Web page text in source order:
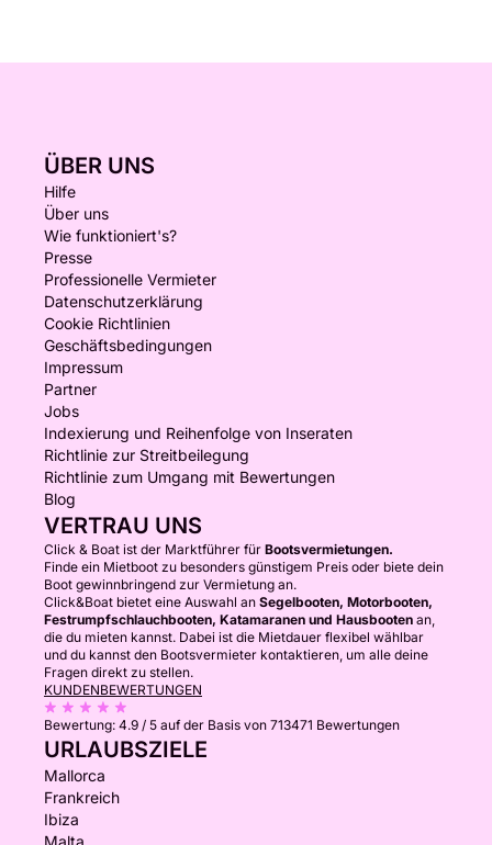
ÜBER UNS
Hilfe
Über uns
Wie funktioniert's?
Presse
Professionelle Vermieter
Datenschutzerklärung
Cookie Richtlinien
Geschäftsbedingungen
Impressum
Partner
Jobs
Indexierung und Reihenfolge von Inseraten
Richtlinie zur Streitbeilegung
Richtlinie zum Umgang mit Bewertungen
Blog
VERTRAU UNS
Click & Boat ist der Marktführer für Bootsvermietungen.
Finde ein Mietboot zu besonders günstigem Preis oder biete dein
Boot gewinnbringend zur Vermietung an.
Click&Boat bietet eine Auswahl an Segelbooten, Motorbooten,
Festrumpfschlauchbooten, Katamaranen und Hausbooten an,
die du mieten kannst. Dabei ist die Mietdauer flexibel wählbar
und du kannst den Bootsvermieter kontaktieren, um alle deine
Fragen direkt zu stellen.
KUNDENBEWERTUNGEN
Bewertung: 4.9 / 5 auf der Basis von 713471 Bewertungen
URLAUBSZIELE
Mallorca
Frankreich
Ibiza